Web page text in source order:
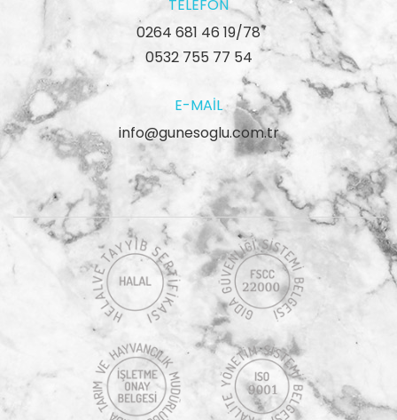
TELEFON
0264 681 46 19/78
0532 755 77 54
E-MAIL
info@gunesoglu.com.tr